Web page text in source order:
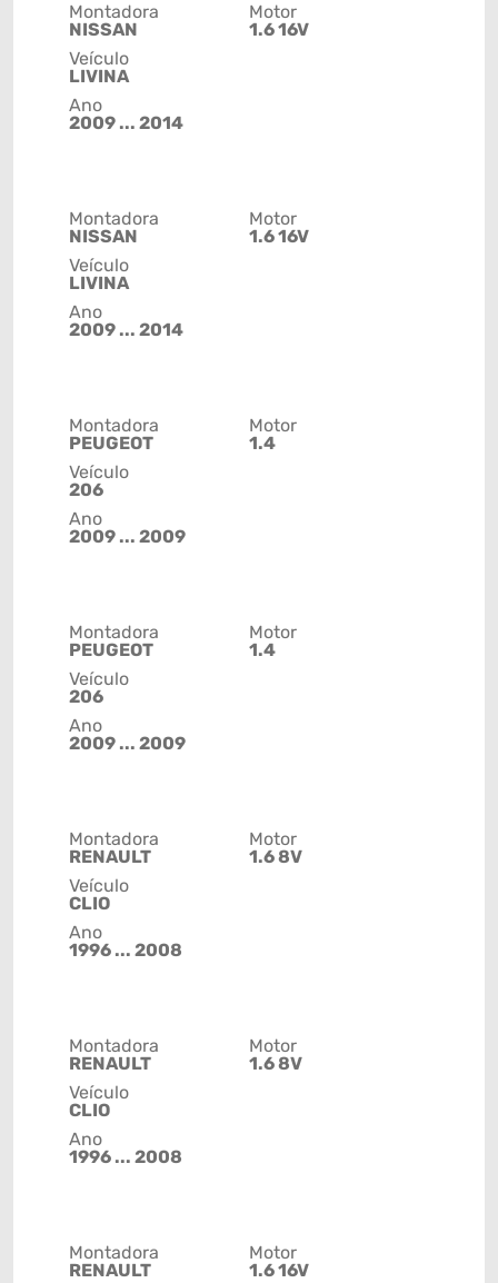
Montadora
NISSAN
Veículo
LIVINA
Ano
2009 ... 2014
Motor
1.6 16V
Montadora
NISSAN
Veículo
LIVINA
Ano
2009 ... 2014
Motor
1.6 16V
Montadora
PEUGEOT
Veículo
206
Ano
2009 ... 2009
Motor
1.4
Montadora
PEUGEOT
Veículo
206
Ano
2009 ... 2009
Motor
1.4
Montadora
RENAULT
Veículo
CLIO
Ano
1996 ... 2008
Motor
1.6 8V
Montadora
RENAULT
Veículo
CLIO
Ano
1996 ... 2008
Motor
1.6 8V
Montadora
RENAULT
Motor
1.6 16V